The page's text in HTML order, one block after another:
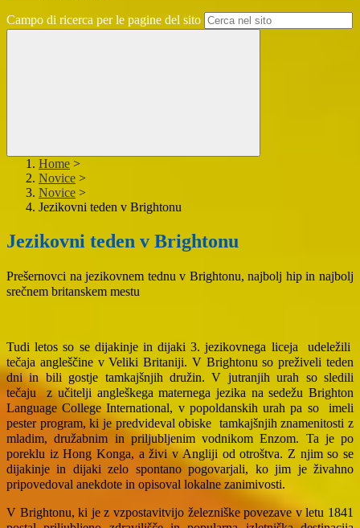
Campo di ricerca per le pagine del sito
Home >
Novice >
Novice >
Jezikovni teden v Brightonu
Jezikovni teden v Brightonu
Prešernovci na jezikovnem tednu v Brightonu, najbolj hip in najbolj
srečnem britanskem mestu
Tudi letos so se dijakinje in dijaki 3. jezikovnega liceja udeležili
tečaja angleščine v Veliki Britaniji. V Brightonu so preživeli teden
dni in bili gostje tamkajšnjih družin. V jutranjih urah so sledili
tečaju z učitelji angleškega maternega jezika na sedežu Brighton
Language College International, v popoldanskih urah pa so imeli
pester program, ki je predvideval obiske tamkajšnjih znamenitosti z
mladim, družabnim in priljubljenim vodnikom Enzom. Ta je po
poreklu iz Hong Konga, a živi v Angliji od otroštva. Z njim so se
dijakinje in dijaki zelo spontano pogovarjali, ko jim je živahno
pripovedoval anekdote in opisoval lokalne zanimivosti.
V Brightonu, ki je z vzpostavitvijo železniške povezave v letu 1841